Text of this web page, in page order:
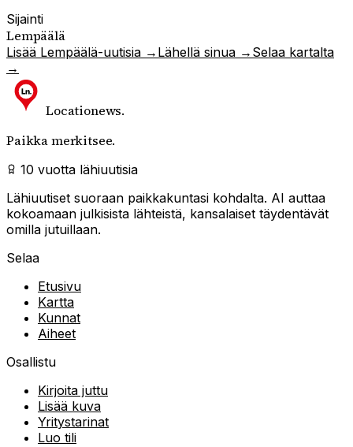
Sijainti
Lempäälä
Lisää Lempäälä-uutisia → Lähellä sinua → Selaa kartalta
→
Locationews.
Paikka merkitsee.
10 vuotta lähiuutisia
Lähiuutiset suoraan paikkakuntasi kohdalta. AI auttaa
kokoamaan julkisista lähteistä, kansalaiset täydentävät
omilla jutuillaan.
Selaa
Etusivu
Kartta
Kunnat
Aiheet
Osallistu
Kirjoita juttu
Lisää kuva
Yritystarinat
Luo tili